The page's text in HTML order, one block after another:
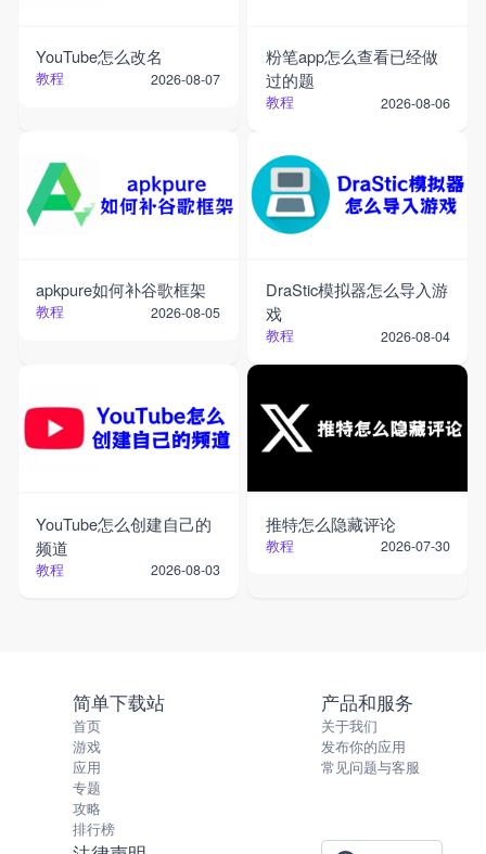
YouTube怎么改名
教程 2026-08-07
粉笔app怎么查看已经做
过的题
教程 2026-08-06
apkpure如何补谷歌框架
教程 2026-08-05
DraStic模拟器怎么导入游
戏
教程 2026-08-04
YouTube怎么创建自己的
频道
教程 2026-08-03
推特怎么隐藏评论
教程 2026-07-30
简单下载站
首页
游戏
应用
专题
攻略
排行榜
产品和服务
关于我们
发布你的应用
常见问题与客服